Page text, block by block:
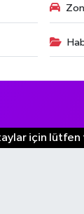
için lütfen